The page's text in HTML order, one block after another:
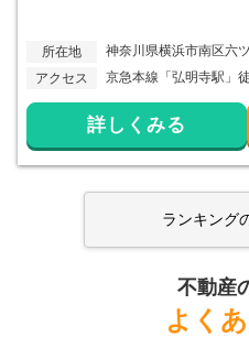
所在地
神奈川県横浜市南区六
アクセス
京急本線「弘明寺駅」
詳しくみる
ランキング
不動産
よく